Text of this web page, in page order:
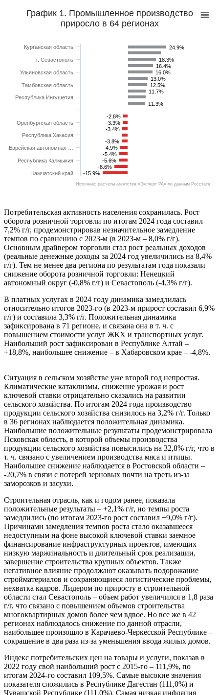
График 1. Промышленное производство
приросло в 64 регионах
24.9%
18.3%
16.4%
16.0%
13.0%
12.5%
11.7%
11.3%
-2.8%
-3.3%
-3.4%
-3.8%
-4.9%
-5.4%
-5.6%
-8.6%
-15.9%
Курганская область
г. Севастополь
Ульяновская область
Тамбовская область
Республика Ингушетия
Оренбургская область
Республика Хакасия
Еврейская автономная …
Республика Калмыкия
Камчатский край
Источник: расчеты агентства «Эксперт РА» по данным Росстата
Потребительская активность населения сохранилась. Рост
оборота розничной торговли по итогам 2024 года составил
7,2% г/г, продемонстрировав незначительное замедление
темпов по сравнению с 2023-м (в 2023-м – 8,0% г/г).
Основным драйвером торговли стал рост реальных доходов
(реальные денежные доходы за 2024 год увеличились на 8,4%
г/г). Тем не менее два региона по результатам года показали
снижение оборота розничной торговли: Ненецкий
автономный округ (-0,8% г/г) и Севастополь (-4,3% г/г).
В платных услугах в 2024 году динамика замедлилась
относительно итогов 2023-го (в 2023-м прирост составил 6,9%
г/г) и составила 3,3% г/г. Положительная динамика
зафиксирована в 71 регионе, и связана она в т. ч. с
повышением стоимости услуг ЖКХ и транспортных услуг.
Наибольший рост зафиксирован в Республике Алтай –
+18,8%, наибольшее снижение – в Хабаровском крае – -4,8%.
Ситуация в сельском хозяйстве уже второй год непростая.
Климатические катаклизмы, снижение урожая и рост
ключевой ставки отрицательно сказались на развитии
сельского хозяйства. По итогам 2024 года производство
продукции сельского хозяйства снизилось на 3,2% г/г. Только
в 36 регионах наблюдается положительная динамика.
Наибольшие положительные результаты продемонстрировала
Псковская область, в которой объемы производства
продукции сельского хозяйства повысились на 32,8% г/г, что в
т. ч. связано с увеличением производства мяса и птицы.
Наибольшее снижение наблюдается в Ростовской области –
-20,7% в связи с потерей зерновых почти на треть из-за
заморозков и засухи.
Строительная отрасль, как и годом ранее, показала
положительные результаты – +2,1% г/г, но темпы роста
замедлились (по итогам 2023-го рост составил +9,0% г/г).
Причинами замедления темпов роста стало оказавшееся
недоступным на фоне высокой ключевой ставки заемное
финансирование инфраструктурных проектов, имеющих
низкую маржинальность и длительный срок реализации,
завершение строительства крупных объектов. Также
негативное влияние продолжают оказывать подорожание
стройматериалов и сохраняющиеся логистические проблемы,
нехватка кадров. Лидером по приросту в строительной
области стал Севастополь – объем работ увеличился в 1,8 раза
г/г, что связано с повышением объемов строительства
многоквартирных домов более чем вдвое. Но все же в 42
регионах наблюдалось снижение по данной отрасли,
наибольшее произошло в Карачаево-Черкесской Республике –
сокращение в два раза из-за уменьшения ввода жилых домов.
Индекс потребительских цен на товары и услуги, показав в
2022 году свой наибольший рост с 2015-го – 111,9%, по
итогам 2024-го составил 109,5%. Самые высокие значения
показателя сложились в Республике Дагестан (111,0%) и
Чувашской Республике (111,0%). Самая низкая инфляция